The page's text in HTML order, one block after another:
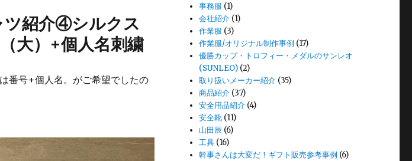
紹介④シルクス
大）+個人名刺繍
番号+個人名。がご希望でしたの
事務服 (1)
会社紹介 (1)
作業服 (3)
作業服/オリジナル制作事例 (17)
優勝カップ・トロフィー・メダルのサンレオ
(SUNLEO) (2)
取り扱いメーカー紹介 (35)
商品紹介 (37)
安全用品紹介 (4)
安全靴 (11)
山田辰 (6)
工具 (16)
幹事さんは大変だ！ギフト販売参考事例 (6)